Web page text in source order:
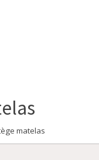
matelas